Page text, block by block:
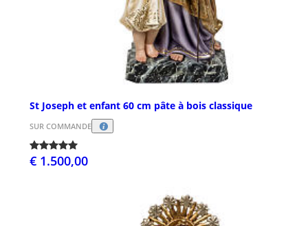
St Joseph et enfant 60 cm pâte à bois classique
SUR COMMANDE
€ 1.500,00